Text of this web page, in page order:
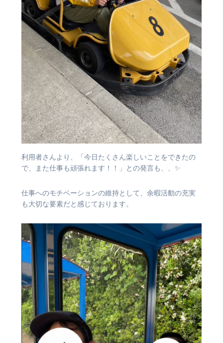
利用者さんより、「今日たくさん楽しいことをできたの
で、また仕事も頑張れます！！」との発言も、、✨
仕事へのモチベーションの維持として、余暇活動の充実
も大切な要素だと感じております。